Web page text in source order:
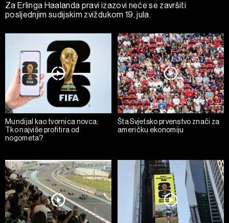
Za Erlinga Haalanda pravi izazovi neće se završiti
posljednjim sudijskim zviždukom 19. jula.
Mundijal kao tvornica novca:
Tko najviše profitira od
nogometa?
Šta Svjetsko prvenstvo znači za
američku ekonomiju